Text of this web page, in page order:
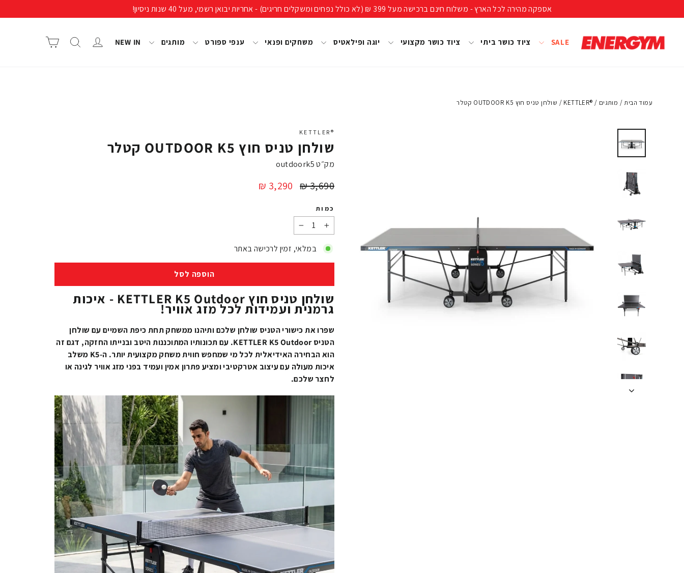
קריאה
אספקה מהירה לכל הארץ - משלוח חינם ברכישה מעל 399 ₪ (לא כולל נפחים ומשקלים חריגים) - אחריות יבואן רשמי, מעל 40 שנות ניסיון!
SALE ציוד כושר ביתי ציוד כושר מקצועי יוגה ופילאטיס משחקים ופנאי ענפי ספורט מותגים NEW IN התחבר/י חיפוש
עמוד הבית / מותגים /
®KETTLER
/ שולחן טניס חוץ OUTDOOR K5 קטלר
®KETTLER
שולחן טניס חוץ OUTDOOR K5 קטלר
מק״טoutdoork5
מחיר
3,690 ₪
מחיר
3,290 ₪
כמות
−
+
במלאי, זמין לרכישה באתר
הוספה לסל
שולחן טניס חוץ KETTLER K5 Outdoor - איכות
גרמנית ועמידות לכל מזג אוויר!
שפרו את כישורי הטניס שולחן שלכם ותיהנו ממשחק תחת כיפת השמיים עם שולחן
הטניס KETTLER K5 Outdoor. עם תכונותיו המתוכננות היטב ובנייתו החזקה, דגם זה
הוא הבחירה האידיאלית לכל מי שמחפש חווית משחק מקצועית יותר. ה-K5 משלב
איכות מעולה עם עיצוב אטרקטיבי ומציע פתרון אמין ועמיד בפני מזג אוויר לגינה או
לחצר שלכם.